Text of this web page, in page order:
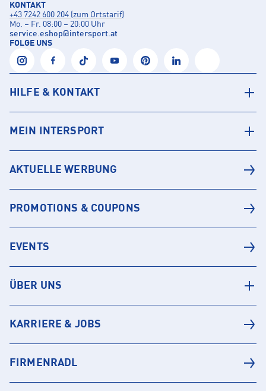
KONTAKT
+43 7242 600 204 (zum Ortstarif)
Mo. – Fr. 08:00 – 20:00 Uhr
service.eshop@intersport.at
FOLGE UNS
HILFE & KONTAKT
MEIN INTERSPORT
AKTUELLE WERBUNG
PROMOTIONS & COUPONS
EVENTS
ÜBER UNS
KARRIERE & JOBS
FIRMENRADL